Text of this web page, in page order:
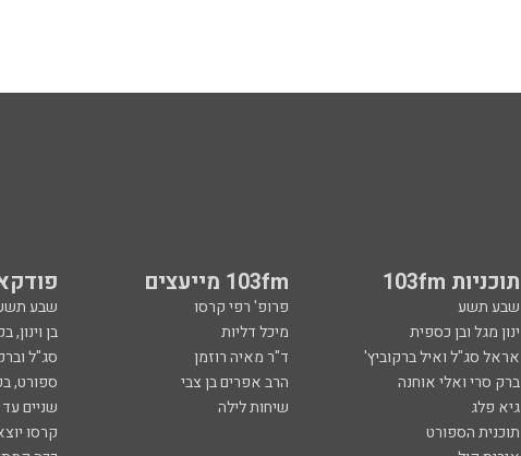
תוכניות 103fm 103fm מייעצים
שבע תשע פרופ' רפי קרסו שבע
ינון מגל ובן כספית
מיכל דליות בן וינון,
אראל סג"ל ואיל ברקוביץ'
ד"ר מאיה רוזמן סג"ל
ברק סרי ואלי אוחנה
הרב אפרים בן צבי ספורט,
גיא פלג
שיחות לילה שניים
תוכנית הספורט
קרסו